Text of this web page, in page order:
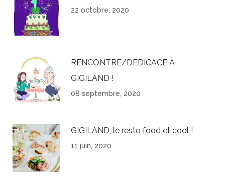
22 octobre, 2020
RENCONTRE/DEDICACE À
GIGILAND !
08 septembre, 2020
GIGILAND, le resto food et cool !
11 juin, 2020